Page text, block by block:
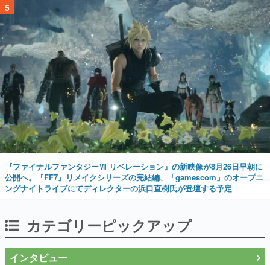
5
『ファイナルファンタジーⅦ リベレーション』の新映像が8月26日早朝に
公開へ。『FF7』リメイクシリーズの完結編、「gamescom」のオープニ
ングナイトライブにてディレクターの浜口直樹氏が登壇する予定
カテゴリーピックアップ
インタビュー